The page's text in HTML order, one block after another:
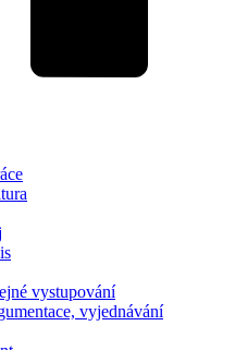
vystupování
vyjednávání